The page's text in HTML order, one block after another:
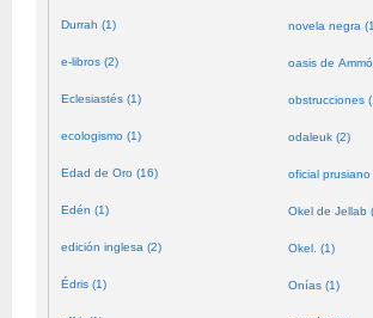
Durrah (1)
e-libros (2)
Eclesiastés (1)
ecologismo (1)
Edad de Oro (16)
Edén (1)
edición inglesa (2)
Édris (1)
novela negra
oasis de
obstrucciones
odaleuk (2)
oficial prusiano
Okel de Jellab
Okel. (1)
Onías (1)